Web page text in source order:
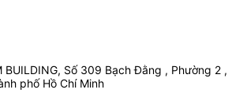
BUILDING, Số 309 Bạch Đằng , Phường 2 ,
phố Hồ Chí Minh